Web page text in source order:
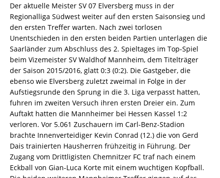
Der aktuelle Meister SV 07 Elversberg muss in der
Regionalliga Südwest weiter auf den ersten Saisonsieg und
den ersten Treffer warten. Nach zwei torlosen
Unentschieden in den ersten beiden Partien unterlagen die
Saarländer zum Abschluss des 2. Spieltages im Top-Spiel
beim Vizemeister SV Waldhof Mannheim, dem Titelträger
der Saison 2015/2016, glatt 0:3 (0:2). Die Gastgeber, die
ebenso wie Elversberg zuletzt zweimal in Folge in der
Aufstiegsrunde den Sprung in die 3. Liga verpasst hatten,
fuhren im zweiten Versuch ihren ersten Dreier ein. Zum
Auftakt hatten die Mannheimer bei Hessen Kassel 1:2
verloren. Vor 5.061 Zuschauern im Carl-Benz-Stadion
brachte Innenverteidiger Kevin Conrad (12.) die von Gerd
Dais trainierten Hausherren frühzeitig in Führung. Der
Zugang vom Drittligisten Chemnitzer FC traf nach einem
Eckball von Gian-Luca Korte mit einem wuchtigen Kopfball.